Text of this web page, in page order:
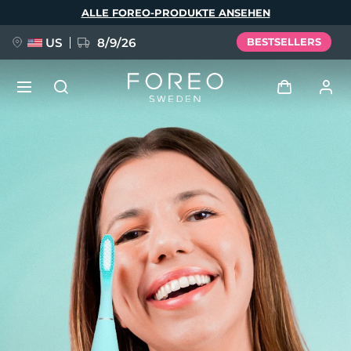
ALLE FOREO-PRODUKTE ANSEHEN
US 8/9/26 BESTSELLERS
Benutzerkonto
Meine Geräte
Meine Bestellungen
Meine Adressen
Meine Abonnements
FAQ™ Pure Beauty-Tech Elixir
BREAKING NEWS
issa™ Teeth Whitening Set
Deutsch
Español
Français
Italiano
Português
Svenska
Русский
简体中文 繁體中文